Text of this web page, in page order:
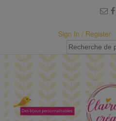
Sign In / Register
Recherche
pour :